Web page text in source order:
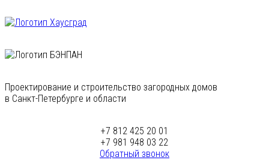
Проектирование и строительство загородных домов
в Санкт-Петербурге и области
+7 812 425 20 01
+7 981 948 03 22
Обратный звонок